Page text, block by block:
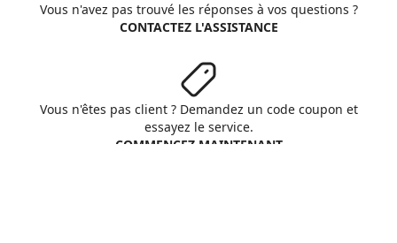
Vous n'avez pas trouvé les réponses à vos questions ?
CONTACTEZ L'ASSISTANCE
Vous n'êtes pas client ? Demandez un code coupon et
essayez le service.
COMMENCEZ MAINTENANT